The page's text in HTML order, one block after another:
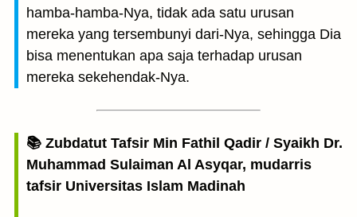
hamba-hamba-Nya, tidak ada satu urusan
mereka yang tersembunyi dari-Nya, sehingga Dia
bisa menentukan apa saja terhadap urusan
mereka sekehendak-Nya.
📚 Zubdatut Tafsir Min Fathil Qadir / Syaikh Dr.
Muhammad Sulaiman Al Asyqar, mudarris
tafsir Universitas Islam Madinah